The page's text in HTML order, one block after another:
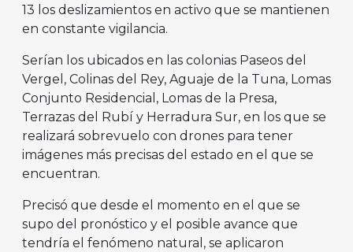
13 los deslizamientos en activo que se mantienen
en constante vigilancia.
Serían los ubicados en las colonias Paseos del
Vergel, Colinas del Rey, Aguaje de la Tuna, Lomas
Conjunto Residencial, Lomas de la Presa,
Terrazas del Rubí y Herradura Sur, en los que se
realizará sobrevuelo con drones para tener
imágenes más precisas del estado en el que se
encuentran.
Precisó que desde el momento en el que se
supo del pronóstico y el posible avance que
tendría el fenómeno natural, se aplicaron